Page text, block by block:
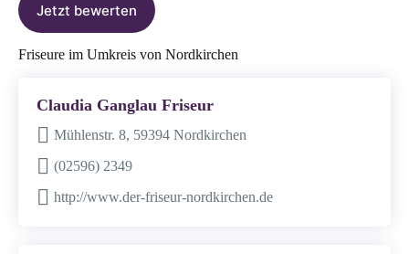
Jetzt bewerten
Friseure im Umkreis von Nordkirchen
Claudia Ganglau Friseur
Mühlenstr. 8, 59394 Nordkirchen
(02596) 2349
http://www.der-friseur-nordkirchen.de